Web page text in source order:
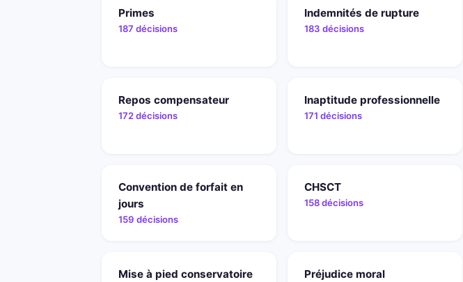
Primes
187 décisions
Indemnités de rupture
183 décisions
Repos compensateur
172 décisions
Inaptitude professionnelle
171 décisions
Convention de forfait en
jours
159 décisions
CHSCT
158 décisions
Mise à pied conservatoire Préjudice moral